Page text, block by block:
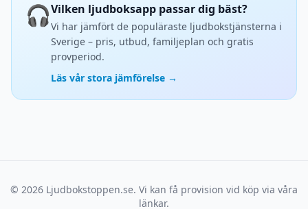
🎧Vilken ljudboksapp passar dig bäst?
Vi har jämfört de populäraste ljudbokstjänsterna i
Sverige – pris, utbud, familjeplan och gratis
provperiod.
Läs vår stora jämförelse →
© 2026 Ljudbokstoppen.se. Vi kan få provision vid köp via våra
länkar.